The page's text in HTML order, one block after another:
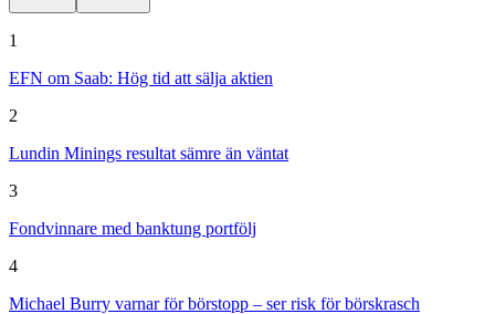
1
EFN om Saab: Hög tid att sälja aktien
2
Lundin Minings resultat sämre än väntat
3
Fondvinnare med banktung portfölj
4
Michael Burry varnar för börstopp – ser risk för börskrasch